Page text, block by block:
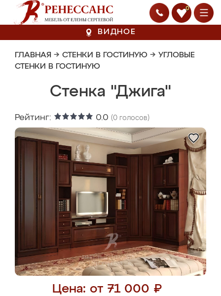
0
ВИДНОЕ
ГЛАВНАЯ → СТЕНКИ В ГОСТИНУЮ → УГЛОВЫЕ
СТЕНКИ В ГОСТИНУЮ
Стенка "Джига"
Рейтинг: 0.0 (0 голосов)
Цена: от 71 000 ₽